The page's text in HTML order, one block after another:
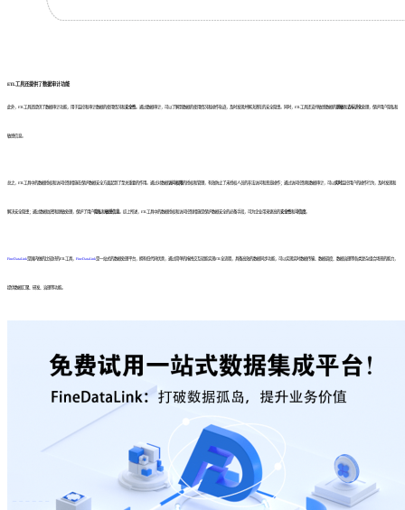
ETL工具还提供了数据审计功能
此外，ETL工具还提供了数据审计功能，用于监控和审计数据的使用情况和 安全性 。通过数据审计，可以了解到数据的使用情况和操作轨迹，及时发现并解决潜在的安全隐患。同时，ETL工具还支持敏感数据的 脱敏和 去标识化处理，保护用户隐私和
敏感信息。
总之，ETL工具中的数据授权和访问控制措施在保护数据安全方面起到了至关重要的作用。通过对数据 访问权限的授权和管理，有效防止了未授权人员的非法访问和恶意操作；通过访问控制和数据审计，可以实时监控用户的操作行为，及时发现和
解决安全隐患；通过数据加密和脱敏处理，保护了用户 隐私 和 敏感信息 。综上所述，ETL工具中的数据授权和访问控制措施是保护数据安全的必备手段，可为企业带来更高的 安全性 和 可信度。
FineDataLink 是国内做的比较好的ETL工具， FineDataLink 是一站式的数据处理平台，拥有低代码优势，通过简单的拖拽交互就能实现ETL全流程，具备高效的数据同步功能，可以实现实时数据传输、数据调度、数据治理等各类复杂组合场景的能力，
提供数据汇聚、研发、治理等功能。